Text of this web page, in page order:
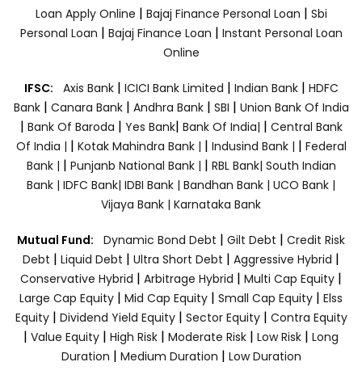
Loan Apply Online | Bajaj Finance Personal Loan | Sbi
Personal Loan | Bajaj Finance Loan | Instant Personal Loan
Online
IFSC: Axis Bank | ICICI Bank Limited | Indian Bank | HDFC
Bank| Canara Bank | Andhra Bank| SBI | Union Bank Of India
| Bank Of Baroda | Yes Bank| Bank Of India| | Central Bank
Of India | | Kotak Mahindra Bank | | Indusind Bank | | Federal
Bank | | Punjanb National Bank | | RBL Bank| South Indian
Bank | IDFC Bank| IDBI Bank | Bandhan Bank | UCO Bank |
Vijaya Bank | Karnataka Bank
Mutual Fund: Dynamic Bond Debt | Gilt Debt | Credit Risk
Debt | Liquid Debt | Ultra Short Debt | Aggressive Hybrid |
Conservative Hybrid | Arbitrage Hybrid | Multi Cap Equity |
Large Cap Equity | Mid Cap Equity | Small Cap Equity | Elss
Equity| Dividend Yield Equity| Sector Equity | Contra Equity
| Value Equity | High Risk | Moderate Risk | Low Risk | Long
Duration | Medium Duration | Low Duration